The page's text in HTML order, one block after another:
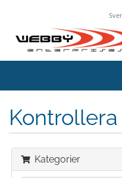
Kontrollera
Kategorier